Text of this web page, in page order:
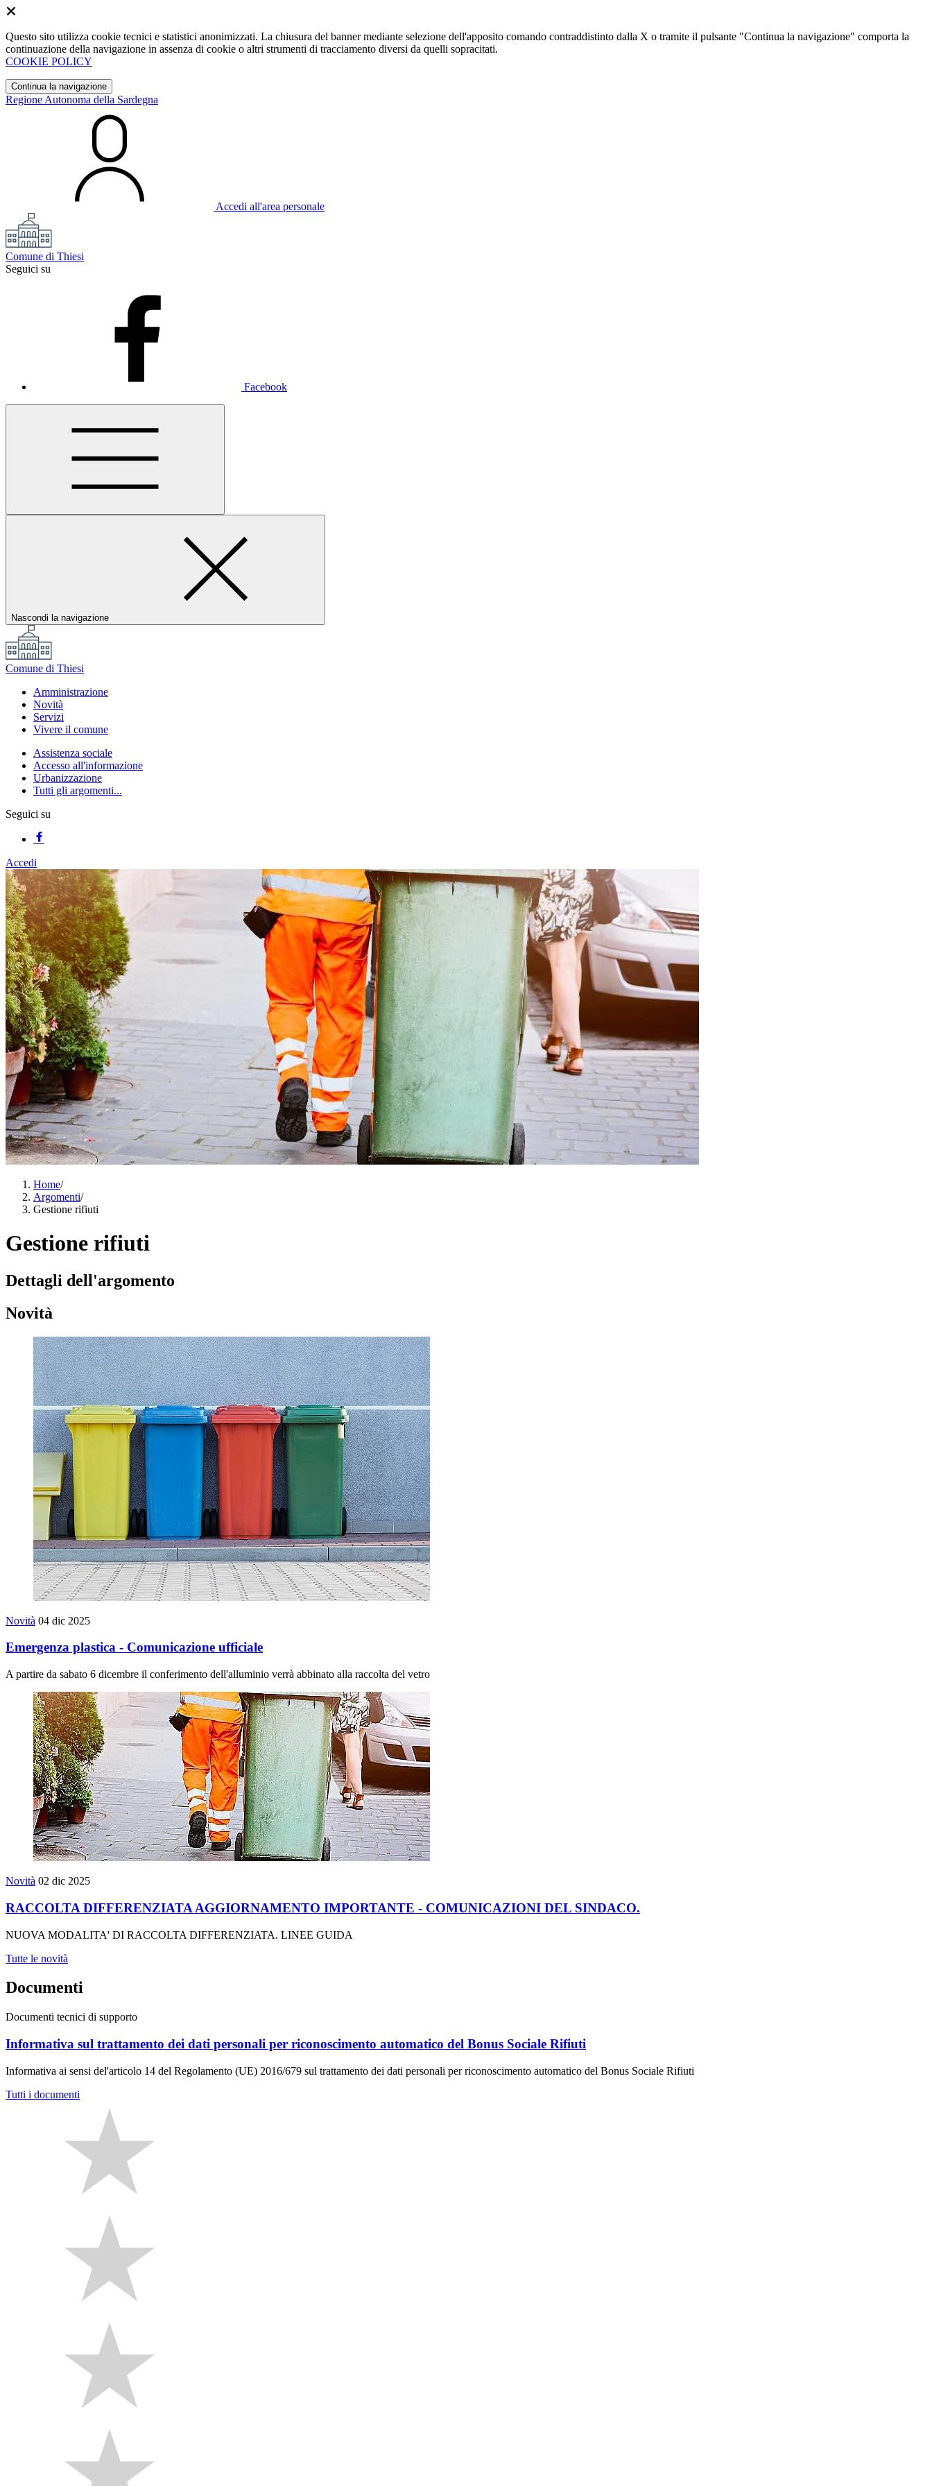
Questo sito utilizza cookie tecnici e statistici anonimizzati. La chiusura del banner mediante selezione dell'apposito comando contraddistinto dalla X o tramite il pulsante "Continua la navigazione" comporta la
continuazione della navigazione in assenza di cookie o altri strumenti di tracciamento diversi da quelli sopracitati.
COOKIE POLICY
Continua la navigazione
Regione Autonoma della Sardegna
Accedi all'area personale
Comune di Thiesi
Seguici su
Facebook
Nascondi la navigazione
Comune di Thiesi
Amministrazione
Novità
Servizi
Vivere il comune
Assistenza sociale
Accesso all'informazione
Urbanizzazione
Tutti gli argomenti...
Seguici su
Accedi
Home/
Argomenti/
Gestione rifiuti
Gestione rifiuti
Dettagli dell'argomento
Novità
Novità 04 dic 2025
Emergenza plastica - Comunicazione ufficiale
A partire da sabato 6 dicembre il conferimento dell'alluminio verrà abbinato alla raccolta del vetro
Novità 02 dic 2025
RACCOLTA DIFFERENZIATA AGGIORNAMENTO IMPORTANTE - COMUNICAZIONI DEL SINDACO.
NUOVA MODALITA' DI RACCOLTA DIFFERENZIATA. LINEE GUIDA
Tutte le novità
Documenti
Documenti tecnici di supporto
Informativa sul trattamento dei dati personali per riconoscimento automatico del Bonus Sociale Rifiuti
Informativa ai sensi del'articolo 14 del Regolamento (UE) 2016/679 sul trattamento dei dati personali per riconoscimento automatico del Bonus Sociale Rifiuti
Tutti i documenti